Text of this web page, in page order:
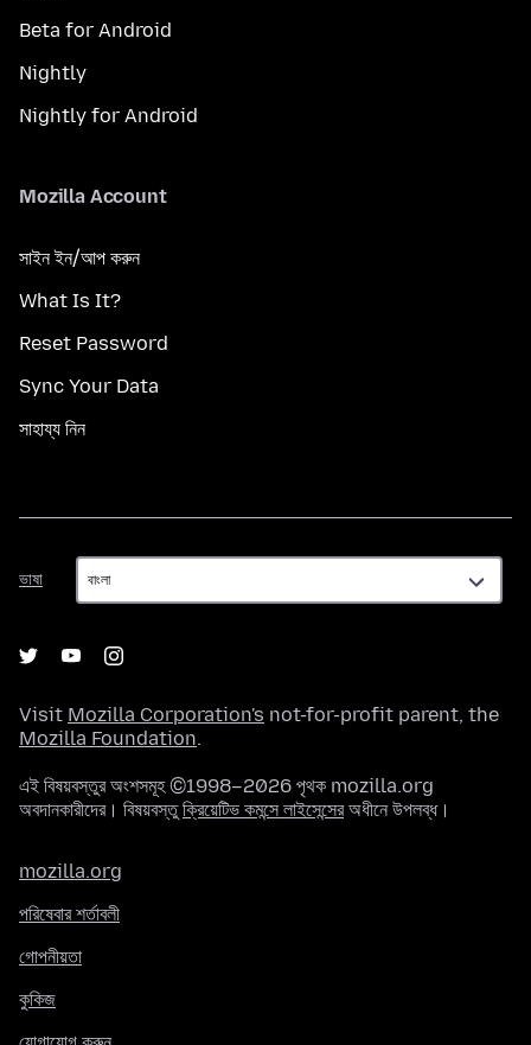
Beta for Android
Nightly
Nightly for Android
Mozilla Account
সাইন ইন/আপ করুন
What Is It?
Reset Password
Sync Your Data
সাহায্য নিন
ভাষা
ভাষা
Visit Mozilla Corporation's not-for-profit parent, the
Mozilla Foundation.
এই বিষয়বস্তুর অংশসমূহ ©1998–2026 পৃথক mozilla.org
অবদানকারীদের। বিষয়বস্তুক্রিয়েটিভ কমন্সে লাইসেন্সেরঅধীনে উপলব্ধ।
mozilla.org
পরিষেবার শর্তাবলী
গোপনীয়তা
কুকিজ